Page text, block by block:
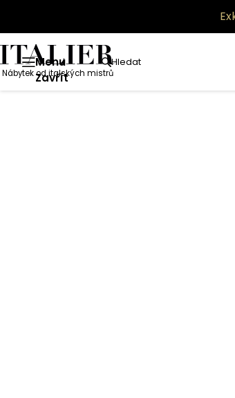
Menu
Zavřít
Hledat
Nábytek od italských mistrů